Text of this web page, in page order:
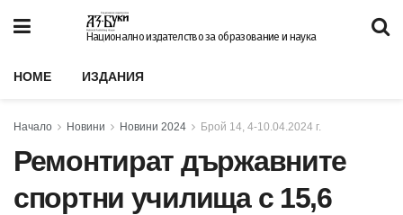
Национално издателство за образование и наука
HOME ИЗДАНИЯ
Начало Новини Новини 2024 Брой 14, 4-10.04.2024 г.
Ремонтират държавните
спортни училища с 15,6